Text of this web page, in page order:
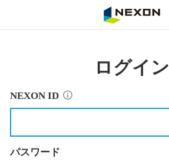
ログイン
NEXON ID
パスワード